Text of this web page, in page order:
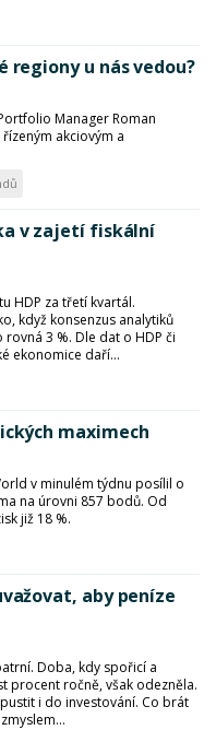
regiony u nás vedou?
Manager Roman
akciovým a
v zajetí fiskální
HDP za třetí kvartál.
když konsenzus analytiků
3 %. Dle dat o HDP či
ekonomice daří...
maximech
v minulém týdnu posílil o
na úrovni 857 bodů. Od
již 18 %.
aby peníze
Doba, kdy spořicí a
procent ročně, však odezněla.
i do investování. Co brát